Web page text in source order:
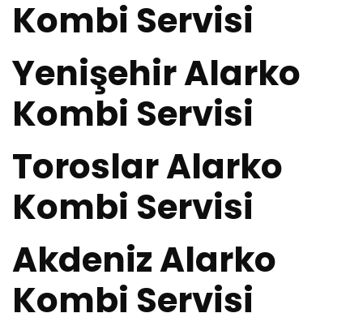
Kombi Servisi
Yenişehir Alarko
Kombi Servisi
Toroslar Alarko
Kombi Servisi
Akdeniz Alarko
Kombi Servisi